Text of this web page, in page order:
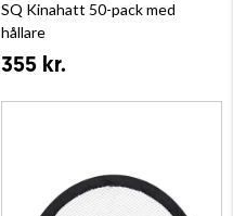
SQ Kinahatt 50-pack med
hållare
355 kr.